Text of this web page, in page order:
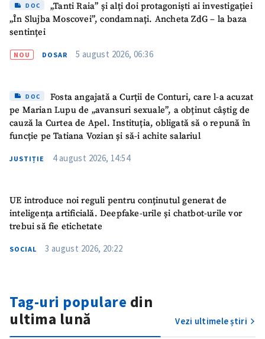
in English
на русском
DOC
„Tanti Raia” și alți doi protagoniști ai investigației
„În Slujba Moscovei”, condamnați. Ancheta ZdG – la baza
sentinței
NOU DOSAR 5 august 2026, 06:36
DOC
Fosta angajată a Curții de Conturi, care l-a acuzat
pe Marian Lupu de „avansuri sexuale”, a obținut câștig de
cauză la Curtea de Apel. Instituția, obligată să o repună în
funcție pe Tatiana Vozian și să-i achite salariul
JUSTIȚIE 4 august 2026, 14:54
UE introduce noi reguli pentru conținutul generat de
inteligența artificială. Deepfake-urile și chatbot-urile vor
trebui să fie etichetate
SOCIAL 3 august 2026, 20:22
Tag-uri populare din
ultima lună
Vezi ultimele știri